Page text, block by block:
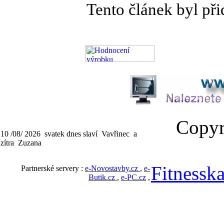
Tento článek byl
10 /08/ 2026 svatek dnes slaví Vavřinec a
zítra Zuzana
Partnerské servery : e-Novostavby.cz , e-
Butik.cz , e-PC.cz ,